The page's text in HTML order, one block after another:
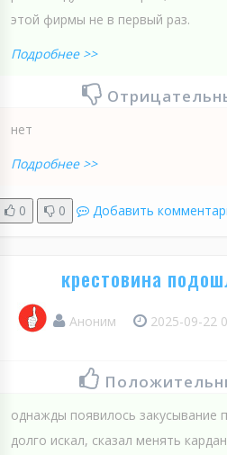
этой фирмы не в первый раз.
Подробнее >>
нет
Подробнее >>
0 0 Добавить
крестовина
Аноним 2025-09-22
однажды появилось закусывание
долго искал, сказал менять